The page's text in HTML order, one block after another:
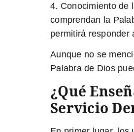
4. Conocimiento de
comprendan la
permitirá responder
Aunque no se
Palabra de Dios
¿Qué
Servicio